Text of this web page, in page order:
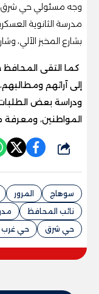
وجه مسئولي حي شرق
مدرسة الثانوية
بشارع المخبز الآلي،
كما التقى المحافظ
إلى آرائهم
ودراسة بعض
المواطنين، ومعرفة
شارك
سوهاج المرور
نائب المحافظ
حي شرق
حي غرب